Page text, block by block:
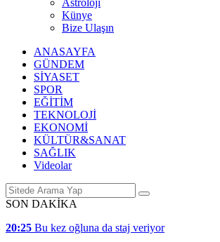
Astroloji
Künye
Bize Ulaşın
ANASAYFA
GÜNDEM
SİYASET
SPOR
EĞİTİM
TEKNOLOJİ
EKONOMİ
KÜLTÜR&SANAT
SAĞLIK
Videolar
SON DAKİKA
20:25 Bu kez oğluna da staj veriyor